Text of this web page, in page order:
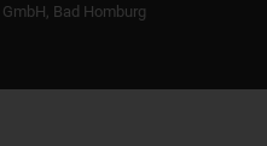
Bad Homburg